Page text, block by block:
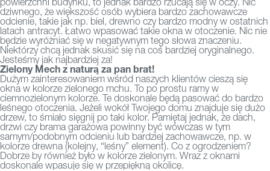
dziwnego, że większość osób wybiera bardzo zachowawcze
odcienie, takie jak np. biel, drewno czy bardzo modny w ostatnich
latach antracyt. Łatwo wpasować takie okna w otoczenie. Nic nie
będzie wyróżniać się w negatywnym tego słowa znaczeniu.
Niektórzy chcą jednak skusić się na coś bardziej oryginalnego.
Jesteśmy jak najbardziej za!
Zielony Mech z naturą za pan brat!
Dużym zainteresowaniem wśród naszych klientów cieszą się
okna w kolorze zielonego mchu. To po prostu ramy w
ciemnozielonym kolorze. Te doskonale będą pasować do bardzo
leśnego otoczenia. Jeżeli wokół Twojego domu znajduje się dużo
drzew, to śmiało sięgnij po taki kolor. Pamiętaj jednak, że dach,
drzwi czy brama garażowa powinny być wówczas w tym
samym/podobnym odcieniu lub bardziej zachowawcze, np. w
kolorze drewna (kolejny, “leśny” element). Co z ogrodzeniem?
Dobrze by również było w kolorze zielonym. Wraz z oknami
doskonale wpasuje się w przepiękną okolicę.